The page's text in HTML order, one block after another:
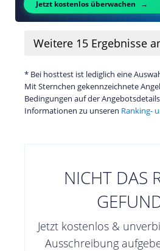
Jetzt kostenlos überwachen
Weitere 15 Ergebnisse
* Bei hosttest ist lediglich eine
Mit Sternchen gekennzeichnete
Bedingungen auf der
Informationen zu unseren Ranking-
NICHT DAS
Jetzt kostenlos &
Ausschreibung